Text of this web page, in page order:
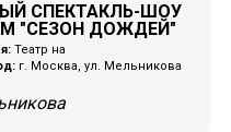
СПЕКТАКЛЬ-ШОУ
"СЕЗОН ДОЖДЕЙ"
Театр на
г. Москва, ул. Мельникова